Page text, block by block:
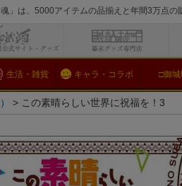
」は、5000アイテムの品揃えと年間3万点の
検索
生活・雑貨 キャラ・コラボ □御
この素晴らしい世界に祝福を！3